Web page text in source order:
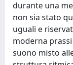
durante una
non sia stato
uguali e
moderna
suono misto